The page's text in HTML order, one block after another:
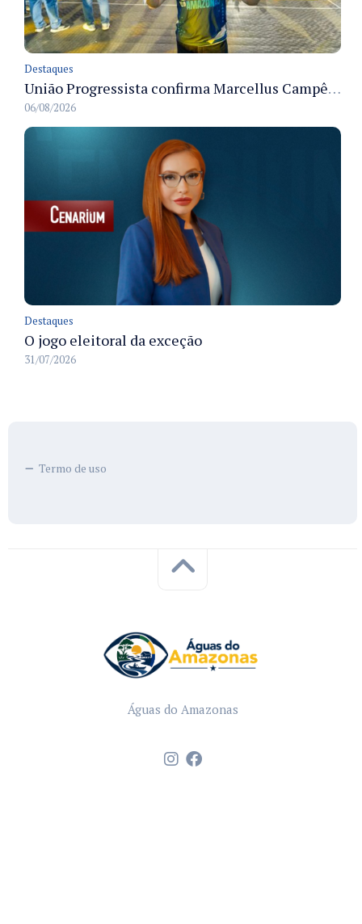
Destaques
União Progressista confirma Marcellus Campêlo como candidato a deputado estadual
06/08/2026
Destaques
O jogo eleitoral da exceção
31/07/2026
Termo de uso
Águas do Amazonas